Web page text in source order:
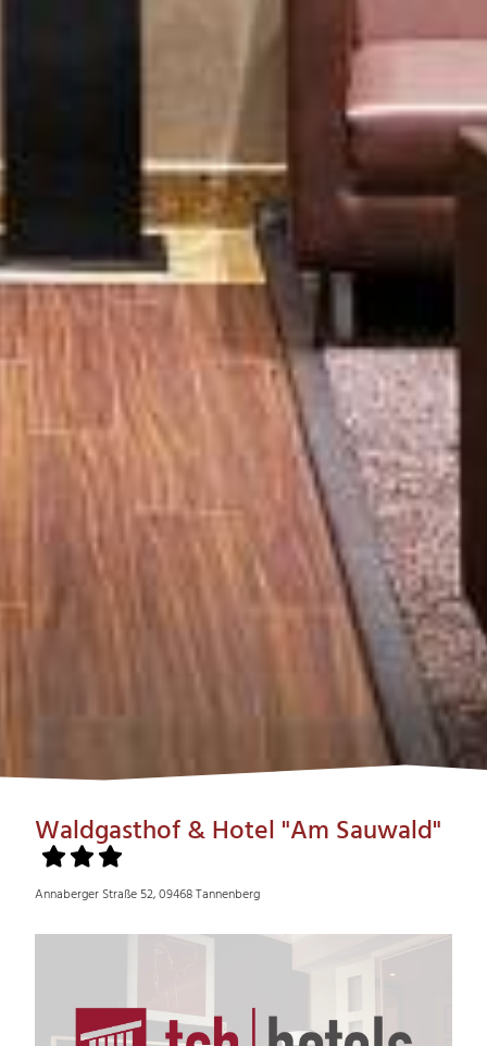
Waldgasthof & Hotel "Am Sauwald"
Annaberger Straße 52, 09468 Tannenberg